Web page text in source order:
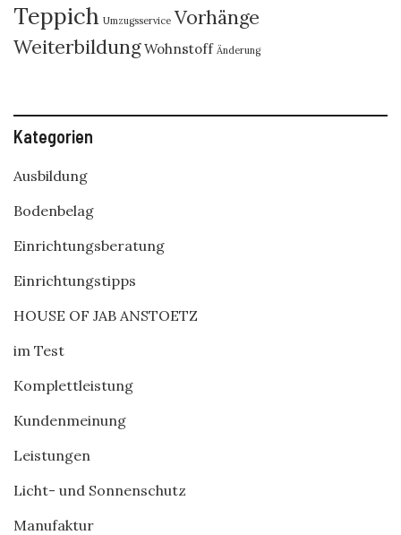
Teppich Umzugsservice Vorhänge
Weiterbildung Wohnstoff Änderung
Kategorien
Ausbildung
Bodenbelag
Einrichtungsberatung
Einrichtungstipps
HOUSE OF JAB ANSTOETZ
im Test
Komplettleistung
Kundenmeinung
Leistungen
Licht- und Sonnenschutz
Manufaktur